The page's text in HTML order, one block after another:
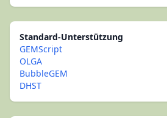
Standard-Unterstützung
GEMScript
OLGA
BubbleGEM
DHST